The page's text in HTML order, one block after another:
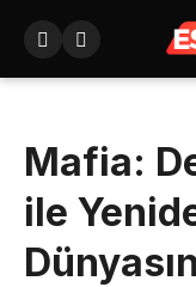
Mafia:
ile